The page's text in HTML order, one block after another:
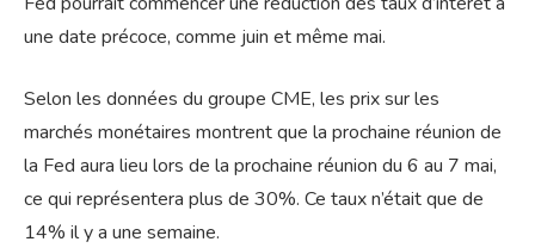
une date précoce, comme juin et même mai.
Selon les données du groupe CME, les prix sur les
marchés monétaires montrent que la prochaine réunion de
la Fed aura lieu lors de la prochaine réunion du 6 au 7 mai,
ce qui représentera plus de 30%. Ce taux n’était que de
14% il y a une semaine.